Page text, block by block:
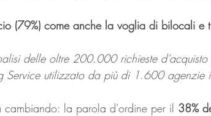
(79%) come anche la voglia di bilocali e
delle oltre 200.000 richieste d’acquisto
Service utilizzato da più di 1.600 agenzie
la parola d’ordine per il 38%